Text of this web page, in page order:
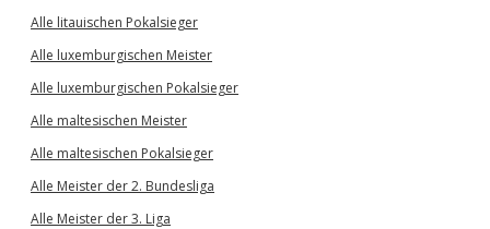
Alle litauischen Pokalsieger
Alle luxemburgischen Meister
Alle luxemburgischen Pokalsieger
Alle maltesischen Meister
Alle maltesischen Pokalsieger
Alle Meister der 2. Bundesliga
Alle Meister der 3. Liga